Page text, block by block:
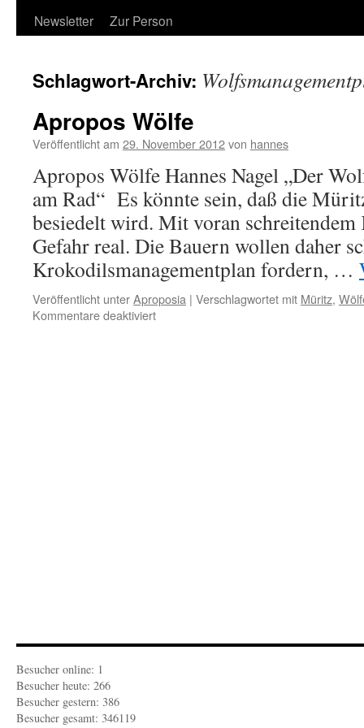
Newsletter
Zur Person
Schlagwort-Archiv:
Apropos Wölfe
Veröffentlicht am 29. November 2012von hannes
Apropos Wölfe Hannes Nagel „Der
am Rad“ Es könnte sein, daß die
besiedelt wird. Mit voran
Gefahr real. Die Bauern wollen daher
Krokodilsmanagementplan fordern, …
Veröffentlicht unterAproposia | Verschlagwortet mit Müritz,
Kommentare deaktiviertfür
Besucher online: 1
Besucher heute: 266
Besucher gestern: 386
Besucher gesamt: 346119